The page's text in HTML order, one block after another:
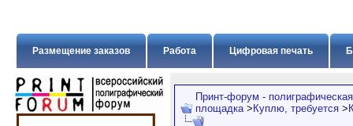
Цифровая печать
Работа
Размещение заказов
Принт-форум -
площадка > Куплю, требуется >